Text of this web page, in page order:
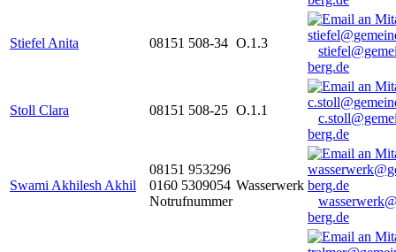
Stiefel Anita 08151 508-34 O.1.3
berg.de
Stoll Clara 08151 508-25 O.1.1
berg.de
Swami Akhilesh Akhil
08151 953296
0160 5309054
Notrufnummer
Wasserwerk
berg.de